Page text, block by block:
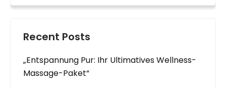
Recent Posts
„Entspannung Pur: Ihr Ultimatives Wellness-
Massage-Paket“